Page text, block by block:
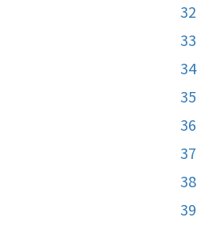
32
33
34
35
36
37
38
39